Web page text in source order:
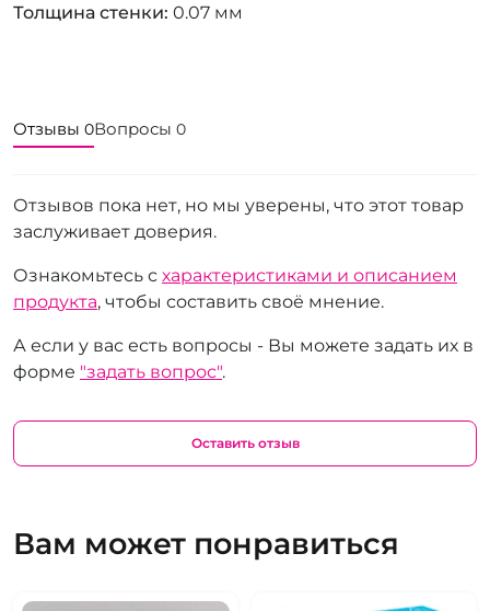
Толщина стенки 0.07 мм
Отзывы 0Вопросы 0
Отзывов пока нет, но мы уверены, что этот товар
заслуживает доверия.
Ознакомьтесь с характеристиками и описанием
продукта, чтобы составить своё мнение.
А если у вас есть вопросы - Вы можете задать их в
форме "задать вопрос".
Оставить отзыв
Вам может понравиться